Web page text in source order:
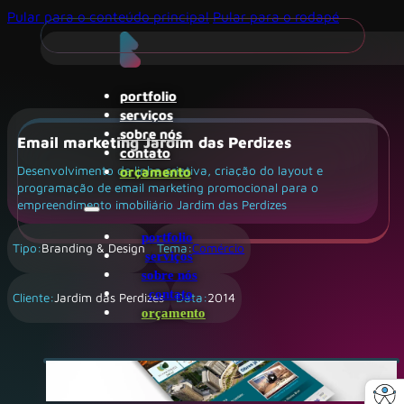
Pular para o conteúdo principal Pular para o rodapé
portfolio
serviços
sobre nós
contato
orçamento
portfolio
serviços
sobre nós
contato
orçamento
Email marketing Jardim das Perdizes
Desenvolvimento de linha criativa, criação do layout e
programação de email marketing promocional para o
empreendimento imobiliário Jardim das Perdizes
Tipo:Branding & Design Tema:Comércio
Cliente:Jardim das Perdizes Data:2014